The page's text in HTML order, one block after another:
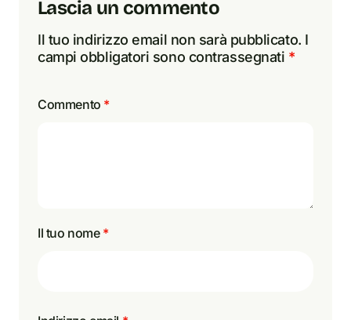
Lascia un commento
Il tuo indirizzo email non sarà pubblicato. I
campi obbligatori sono contrassegnati *
Commento *
Il tuo nome *